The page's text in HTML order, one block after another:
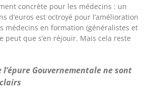
concrète pour les médecins : un
d’euros est octroyé pour l’amélioration
médecins en formation (généralistes et
peut que s’en réjouir. Mais cela reste
l’épure Gouvernementale ne sont